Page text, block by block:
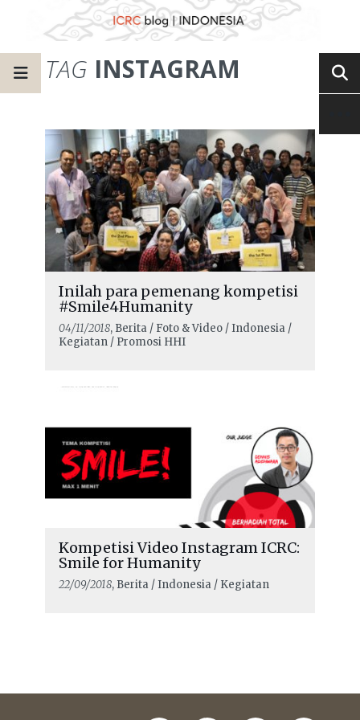
TAG INSTAGRAM
Inilah para pemenang kompetisi
#Smile4Humanity
04/11/2018, Berita / Foto & Video / Indonesia /
Kegiatan / Promosi HHI
Kompetisi Video Instagram ICRC:
Smile for Humanity
22/09/2018, Berita / Indonesia / Kegiatan